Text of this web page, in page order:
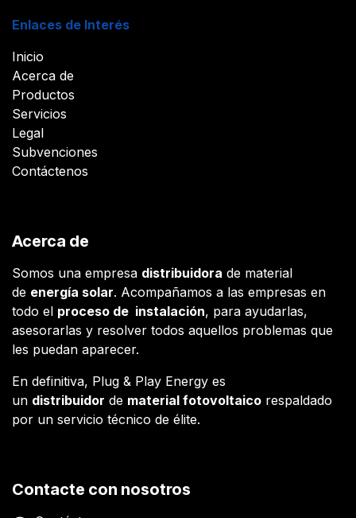
Enlaces de Interés
Inicio
Acerca de
Productos
Servicios
Legal
Subvenciones
Contáctenos
Acerca de
Somos una empresa distribuidora de material
de energía solar. Acompañamos a las empresas en
todo el proceso de instalación, para ayudarlas,
asesorarlas y resolver todos aquellos problemas que
les puedan aparecer.
En definitiva, Plug & Play Energy es
un distribuidor de material fotovoltaico respaldado
por un servicio técnico de élite.
Contacte con nosotros